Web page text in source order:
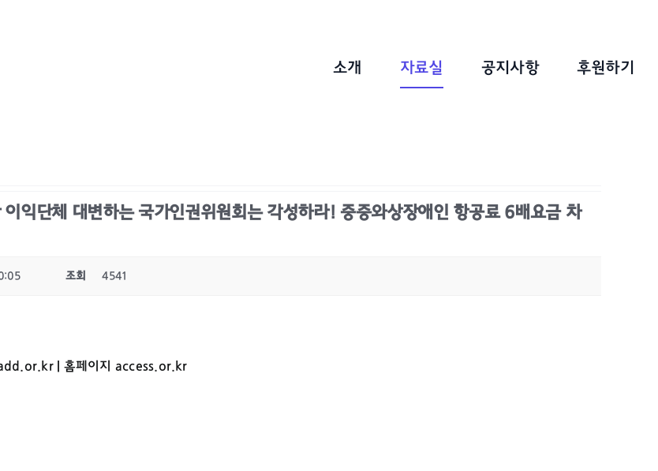
소개 자료실 공지사항 후원하기
익단체 대변하는 국가인권위원회는 각성하라! 중증와상장애인 항공료 6배요금 차
조회 4541
| 홈페이지 access.or.kr